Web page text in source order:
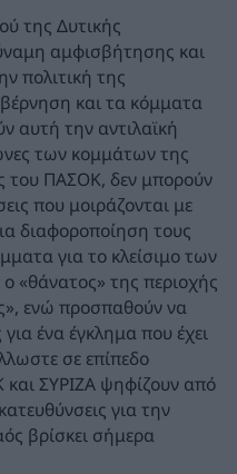
της Δυτικής
αμφισβήτησης και
πολιτική της
και τα κόμματα
αυτή την αντιλαϊκή
των κομμάτων της
του ΠΑΣΟΚ, δεν μπορούν
που μοιράζονται με
διαφοροποίηση τους
για το κλείσιμο των
«θάνατος» της περιοχής
ενώ προσπαθούν να
ένα έγκλημα που έχει
σε επίπεδο
ΣΥΡΙΖΑ ψηφίζουν από
για την
βρίσκει σήμερα